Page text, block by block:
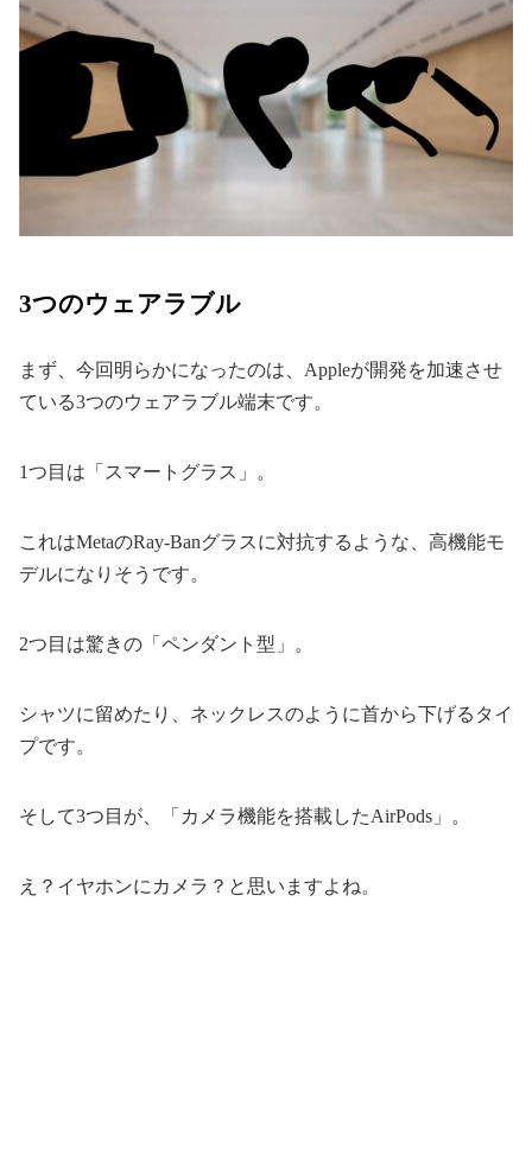
3つのウェアラブル
まず、今回明らかになったのは、Appleが開発を加速させ
ている3つのウェアラブル端末です。
1つ目は「スマートグラス」。
これはMetaのRay-Banグラスに対抗するような、高機能モ
デルになりそうです。
2つ目は驚きの「ペンダント型」。
シャツに留めたり、ネックレスのように首から下げるタイ
プです。
そして3つ目が、「カメラ機能を搭載したAirPods」。
え？イヤホンにカメラ？と思いますよね。